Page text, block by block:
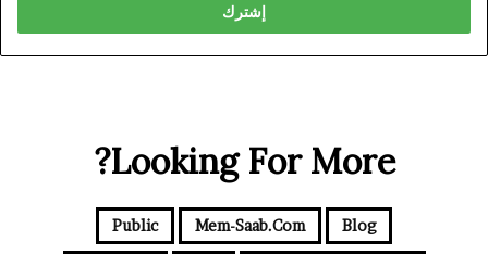
Looking For More?
Blog
Mem-Saab.com
Public